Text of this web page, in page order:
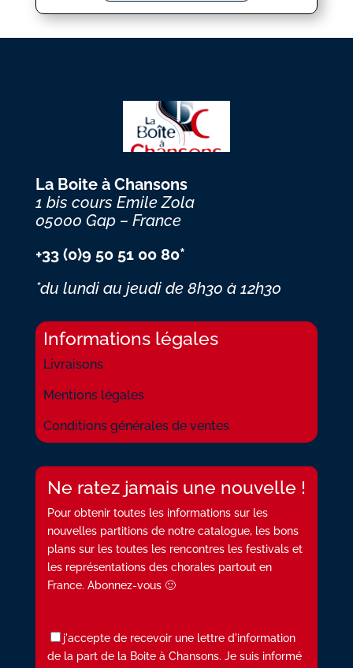
La Boite à Chansons
1 bis cours Emile Zola
05000 Gap – France
+33 (0)9 50 51 00 80*
*du lundi au jeudi de 8h30 à 12h30
Informations légales
Livraisons
Mentions légales
Conditions générales de ventes
Ne ratez jamais une nouvelle !
Pour obtenir toutes les informations sur les
nouvelles partitions de notre catalogue, les bons
plans sur les toutes les rencontres les festivals et
les représentations des chorales partout en
France. Abonnez-vous 🙂
j'accepte de recevoir une lettre d'information
de la part de la Boite à Chansons. Je suis informé